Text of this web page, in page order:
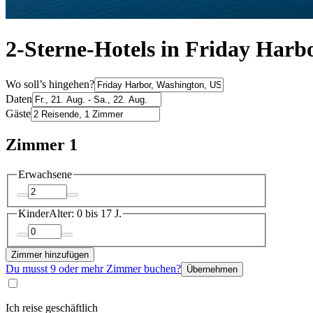
2-Sterne-Hotels in Friday
Wo soll’s hingehen?
Daten
Gäste
Zimmer 1
Erwachsene
KinderAlter: 0 bis 17 J.
Zimmer hinzufügen
Du musst 9 oder mehr Zimmer buchen? Übernehmen
Ich reise geschäftlich